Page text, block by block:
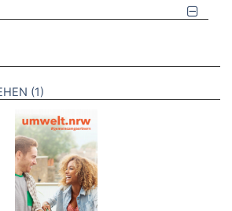
ODER ZULETZT ANGESEHENE
1 BROSCHÜREN